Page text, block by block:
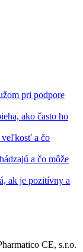
pri podpore
ako často ho
veľkosť a čo
a čo môže
ak je pozitívny a
CE, s.r.o.